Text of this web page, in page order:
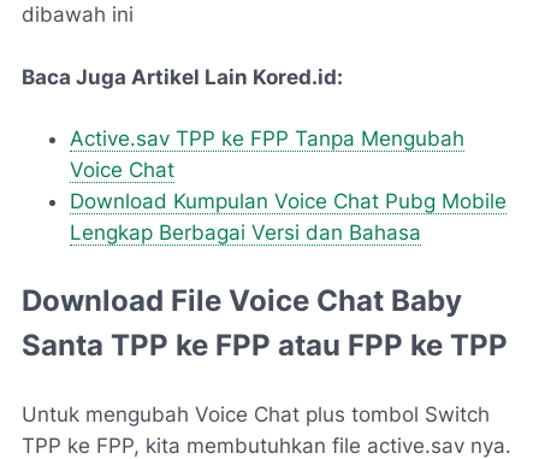
dibawah ini
Baca Juga Artikel Lain Kored.id:
Active.sav TPP ke FPP Tanpa Mengubah
Voice Chat
Download Kumpulan Voice Chat Pubg Mobile
Lengkap Berbagai Versi dan Bahasa
Download File Voice Chat Baby
Santa TPP ke FPP atau FPP ke TPP
Untuk mengubah Voice Chat plus tombol Switch
TPP ke FPP, kita membutuhkan file active.sav nya.